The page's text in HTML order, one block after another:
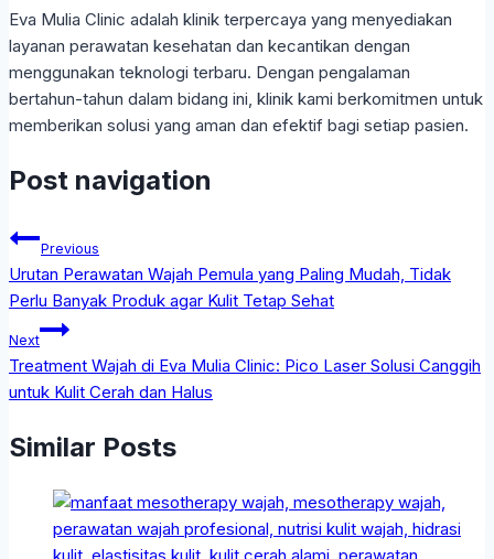
Eva Mulia Clinic adalah klinik terpercaya yang menyediakan
layanan perawatan kesehatan dan kecantikan dengan
menggunakan teknologi terbaru. Dengan pengalaman
bertahun-tahun dalam bidang ini, klinik kami berkomitmen untuk
memberikan solusi yang aman dan efektif bagi setiap pasien.
Post navigation
Previous
Urutan Perawatan Wajah Pemula yang Paling Mudah, Tidak
Perlu Banyak Produk agar Kulit Tetap Sehat
Next
Treatment Wajah di Eva Mulia Clinic: Pico Laser Solusi Canggih
untuk Kulit Cerah dan Halus
Similar Posts